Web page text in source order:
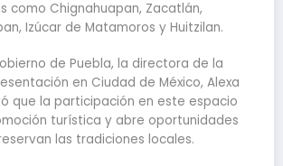
como Chignahuapan, Zacatlán,
Izúcar de Matamoros y Huitzilan.
de Puebla, la directora de la
en Ciudad de México, Alexa
que la participación en este espacio
turística y abre oportunidades
las tradiciones locales.